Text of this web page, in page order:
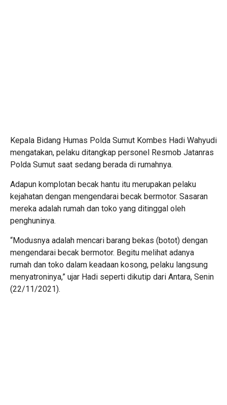
Kepala Bidang Humas Polda Sumut Kombes Hadi Wahyudi
mengatakan, pelaku ditangkap personel Resmob Jatanras
Polda Sumut saat sedang berada di rumahnya.
Adapun komplotan becak hantu itu merupakan pelaku
kejahatan dengan mengendarai becak bermotor. Sasaran
mereka adalah rumah dan toko yang ditinggal oleh
penghuninya.
“Modusnya adalah mencari barang bekas (botot) dengan
mengendarai becak bermotor. Begitu melihat adanya
rumah dan toko dalam keadaan kosong, pelaku langsung
menyatroninya,” ujar Hadi seperti dikutip dari Antara, Senin
(22/11/2021).